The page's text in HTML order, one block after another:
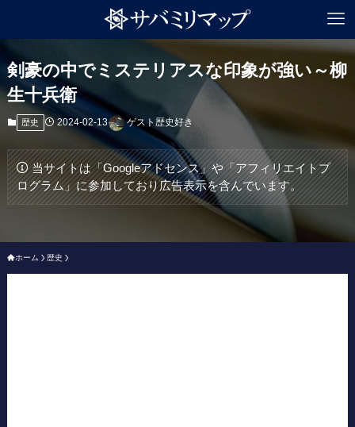
剣豪の中でミステリアスな印象が強い～柳
生十兵衛
歴史 2024-02-13 ゲスト歴史好き
当サイトは「Googleアドセンス」や「アフィリエイトプ
ログラム」に参加しており広告表示を含んでいます。
ホーム 歴史